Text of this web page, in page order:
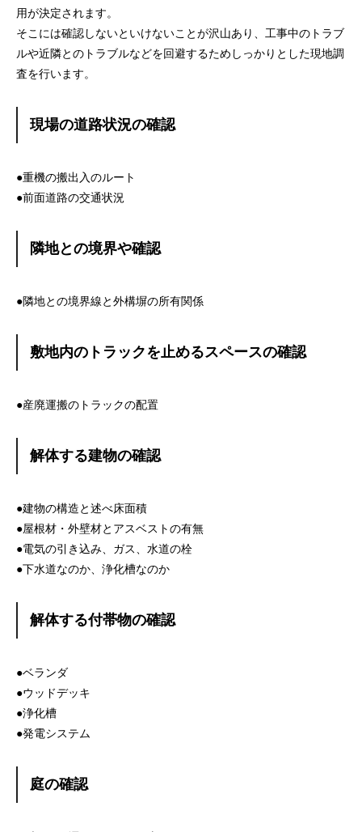
用が決定されます。
そこには確認しないといけないことが沢山あり、工事中のトラブ
ルや近隣とのトラブルなどを回避するためしっかりとした現地調
査を行います。
現場の道路状況の確認
●重機の搬出入のルート
●前面道路の交通状況
隣地との境界や確認
●隣地との境界線と外構塀の所有関係
敷地内のトラックを止めるスペースの確認
●産廃運搬のトラックの配置
解体する建物の確認
●建物の構造と述べ床面積
●屋根材・外壁材とアスベストの有無
●電気の引き込み、ガス、水道の栓
●下水道なのか、浄化槽なのか
解体する付帯物の確認
●ベランダ
●ウッドデッキ
●浄化槽
●発電システム
庭の確認